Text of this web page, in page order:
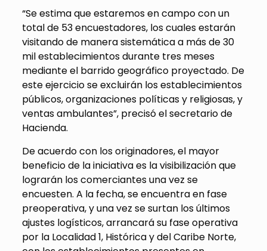
“Se estima que estaremos en campo con un
total de 53 encuestadores, los cuales estarán
visitando de manera sistemática a más de 30
mil establecimientos durante tres meses
mediante el barrido geográfico proyectado. De
este ejercicio se excluirán los establecimientos
públicos, organizaciones políticas y religiosas, y
ventas ambulantes”, precisó el secretario de
Hacienda.
De acuerdo con los originadores, el mayor
beneficio de la iniciativa es la visibilización que
lograrán los comerciantes una vez se
encuesten. A la fecha, se encuentra en fase
preoperativa, y una vez se surtan los últimos
ajustes logísticos, arrancará su fase operativa
por la Localidad 1, Histórica y del Caribe Norte,